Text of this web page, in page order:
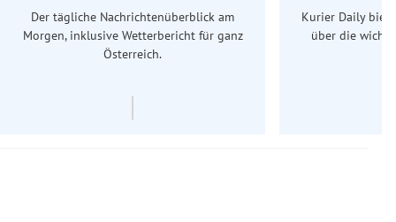
Der tägliche Nachrichtenüberblick am
Morgen, inklusive Wetterbericht für ganz
Österreich.
Kurier Daily
über die